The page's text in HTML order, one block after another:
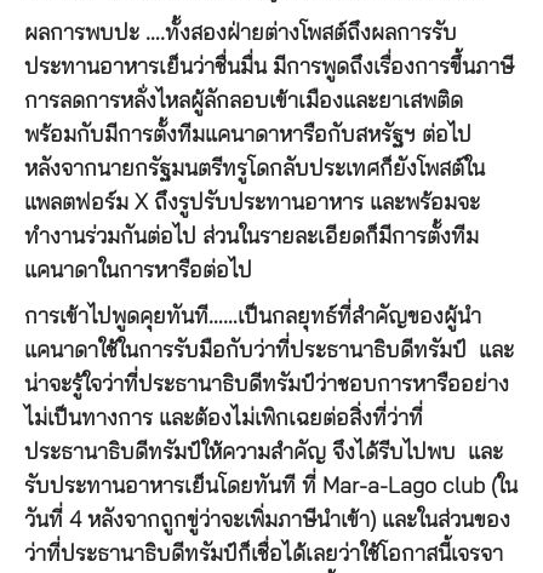
ผลการพบปะ ….ทั้งสองฝ่ายต่างโพสต์ถึงผลการรับ
ประทานอาหารเย็นว่าชื่นมื่น มีการพูดถึงเรื่องการขึ้นภาษี
การลดการหลั่งไหลผู้ลักลอบเข้าเมืองและยาเสพติด
พร้อมกับมีการตั้งทีมแคนาดาหารือกับสหรัฐฯ ต่อไป
หลังจากนายกรัฐมนตรีทรูโดกลับประเทศก็ยังโพสต์ใน
แพลตฟอร์ม X ถึงรูปรับประทานอาหาร และพร้อมจะ
ทำงานร่วมกันต่อไป ส่วนในรายละเอียดก็มีการตั้งทีม
แคนาดาในการหารือต่อไป
การเข้าไปพูดคุยทันที……เป็นกลยุทธ์ที่สำคัญของผู้นำ
แคนาดาใช้ในการรับมือกับว่าที่ประธานาธิบดีทรัมป์ และ
น่าจะรู้ใจว่าที่ประธานาธิบดีทรัมป์ว่าชอบการหารืออย่าง
ไม่เป็นทางการ และต้องไม่เพิกเฉยต่อสิ่งที่ว่าที่
ประธานาธิบดีทรัมป์ให้ความสำคัญ จึงได้รีบไปพบ และ
รับประทานอาหารเย็นโดยทันที ที่ Mar-a-Lago club (ใน
วันที่ 4 หลังจากถูกขู่ว่าจะเพิ่มภาษีนำเข้า) และในส่วนของ
ว่าที่ประธานาธิบดีทรัมป์ก็เชื่อได้เลยว่าใช้โอกาสนี้เจรจา